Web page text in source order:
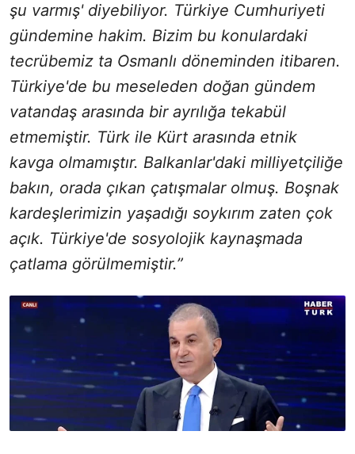
şu varmış' diyebiliyor. Türkiye Cumhuriyeti
gündemine hakim. Bizim bu konulardaki
tecrübemiz ta Osmanlı döneminden itibaren.
Türkiye'de bu meseleden doğan gündem
vatandaş arasında bir ayrılığa tekabül
etmemiştir. Türk ile Kürt arasında etnik
kavga olmamıştır. Balkanlar'daki milliyetçiliğe
bakın, orada çıkan çatışmalar olmuş. Boşnak
kardeşlerimizin yaşadığı soykırım zaten çok
açık. Türkiye'de sosyolojik kaynaşmada
çatlama görülmemiştir.”